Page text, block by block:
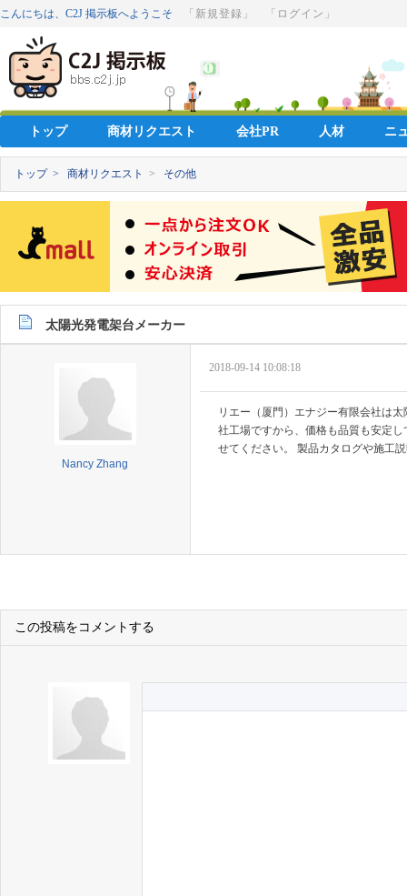
こんにちは、C2J 掲示板へようこそ 「新規登録」 「ログイン」
トップ 商材リクエスト 会社PR 人材 ニ
トップ > 商材リクエスト > その他
太陽光発電架台メーカー
Nancy Zhang
2018-09-14 10:08:18
リエー（厦門）エナジー有限会社は
社工場ですから、価格も品質も安定
せてください。 製品カタログや施工
この投稿をコメントする